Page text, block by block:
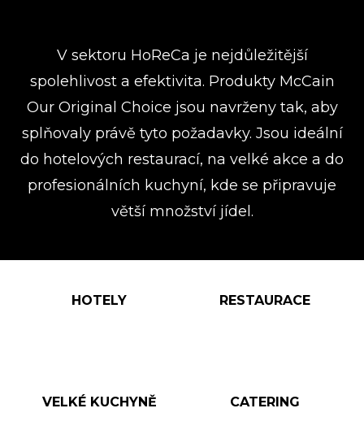
V sektoru HoReCa je nejdůležitější
spolehlivost a efektivita. Produkty McCain
Our Original Choice jsou navrženy tak, aby
splňovaly právě tyto požadavky. Jsou ideální
do hotelových restaurací, na velké akce a do
profesionálních kuchyní, kde se připravuje
větší množství jídel.
HOTELY RESTAURACE
VELKÉ KUCHYNĚ CATERING